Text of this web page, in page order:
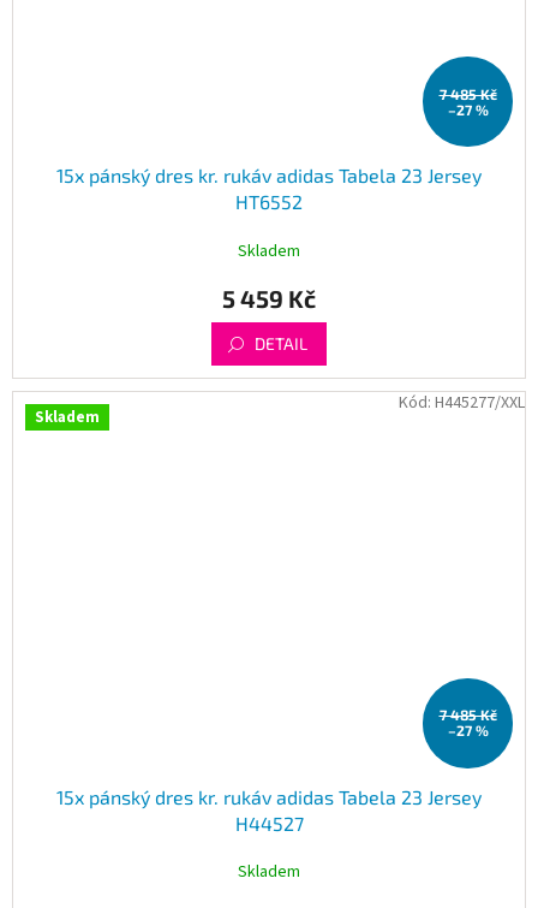
7 485 Kč
–27 %
15x pánský dres kr. rukáv adidas Tabela 23 Jersey
HT6552
Skladem
5 459 Kč
DETAIL
Skladem
7 485 Kč
–27 %
15x pánský dres kr. rukáv adidas Tabela 23 Jersey
H44527
Skladem
Kód: H445277/XXL